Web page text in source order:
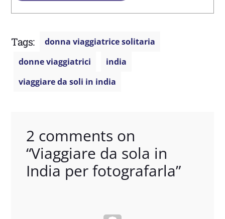
Tags:
donna viaggiatrice solitaria
donne viaggiatrici
india
viaggiare da soli in india
2 comments on
“Viaggiare da sola in
India per fotografarla”